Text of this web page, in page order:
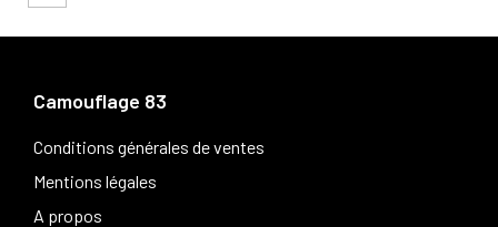
Camouflage 83
Conditions générales de ventes
Mentions légales
A propos